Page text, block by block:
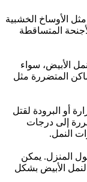
الأوساخ الخشبية
المتساقطة
الأبيض، سواء
المتضررة مثل
أو البرودة لقتل
إلى درجات
النمل.
المنزل. يمكن
الأبيض بشكل